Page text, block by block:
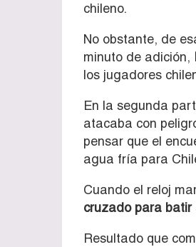
chileno.
No obstante, de
minuto de adición,
los jugadores
En la segunda
atacaba con
pensar que el
agua fría para
Cuando el reloj
cruzado para batir
Resultado que